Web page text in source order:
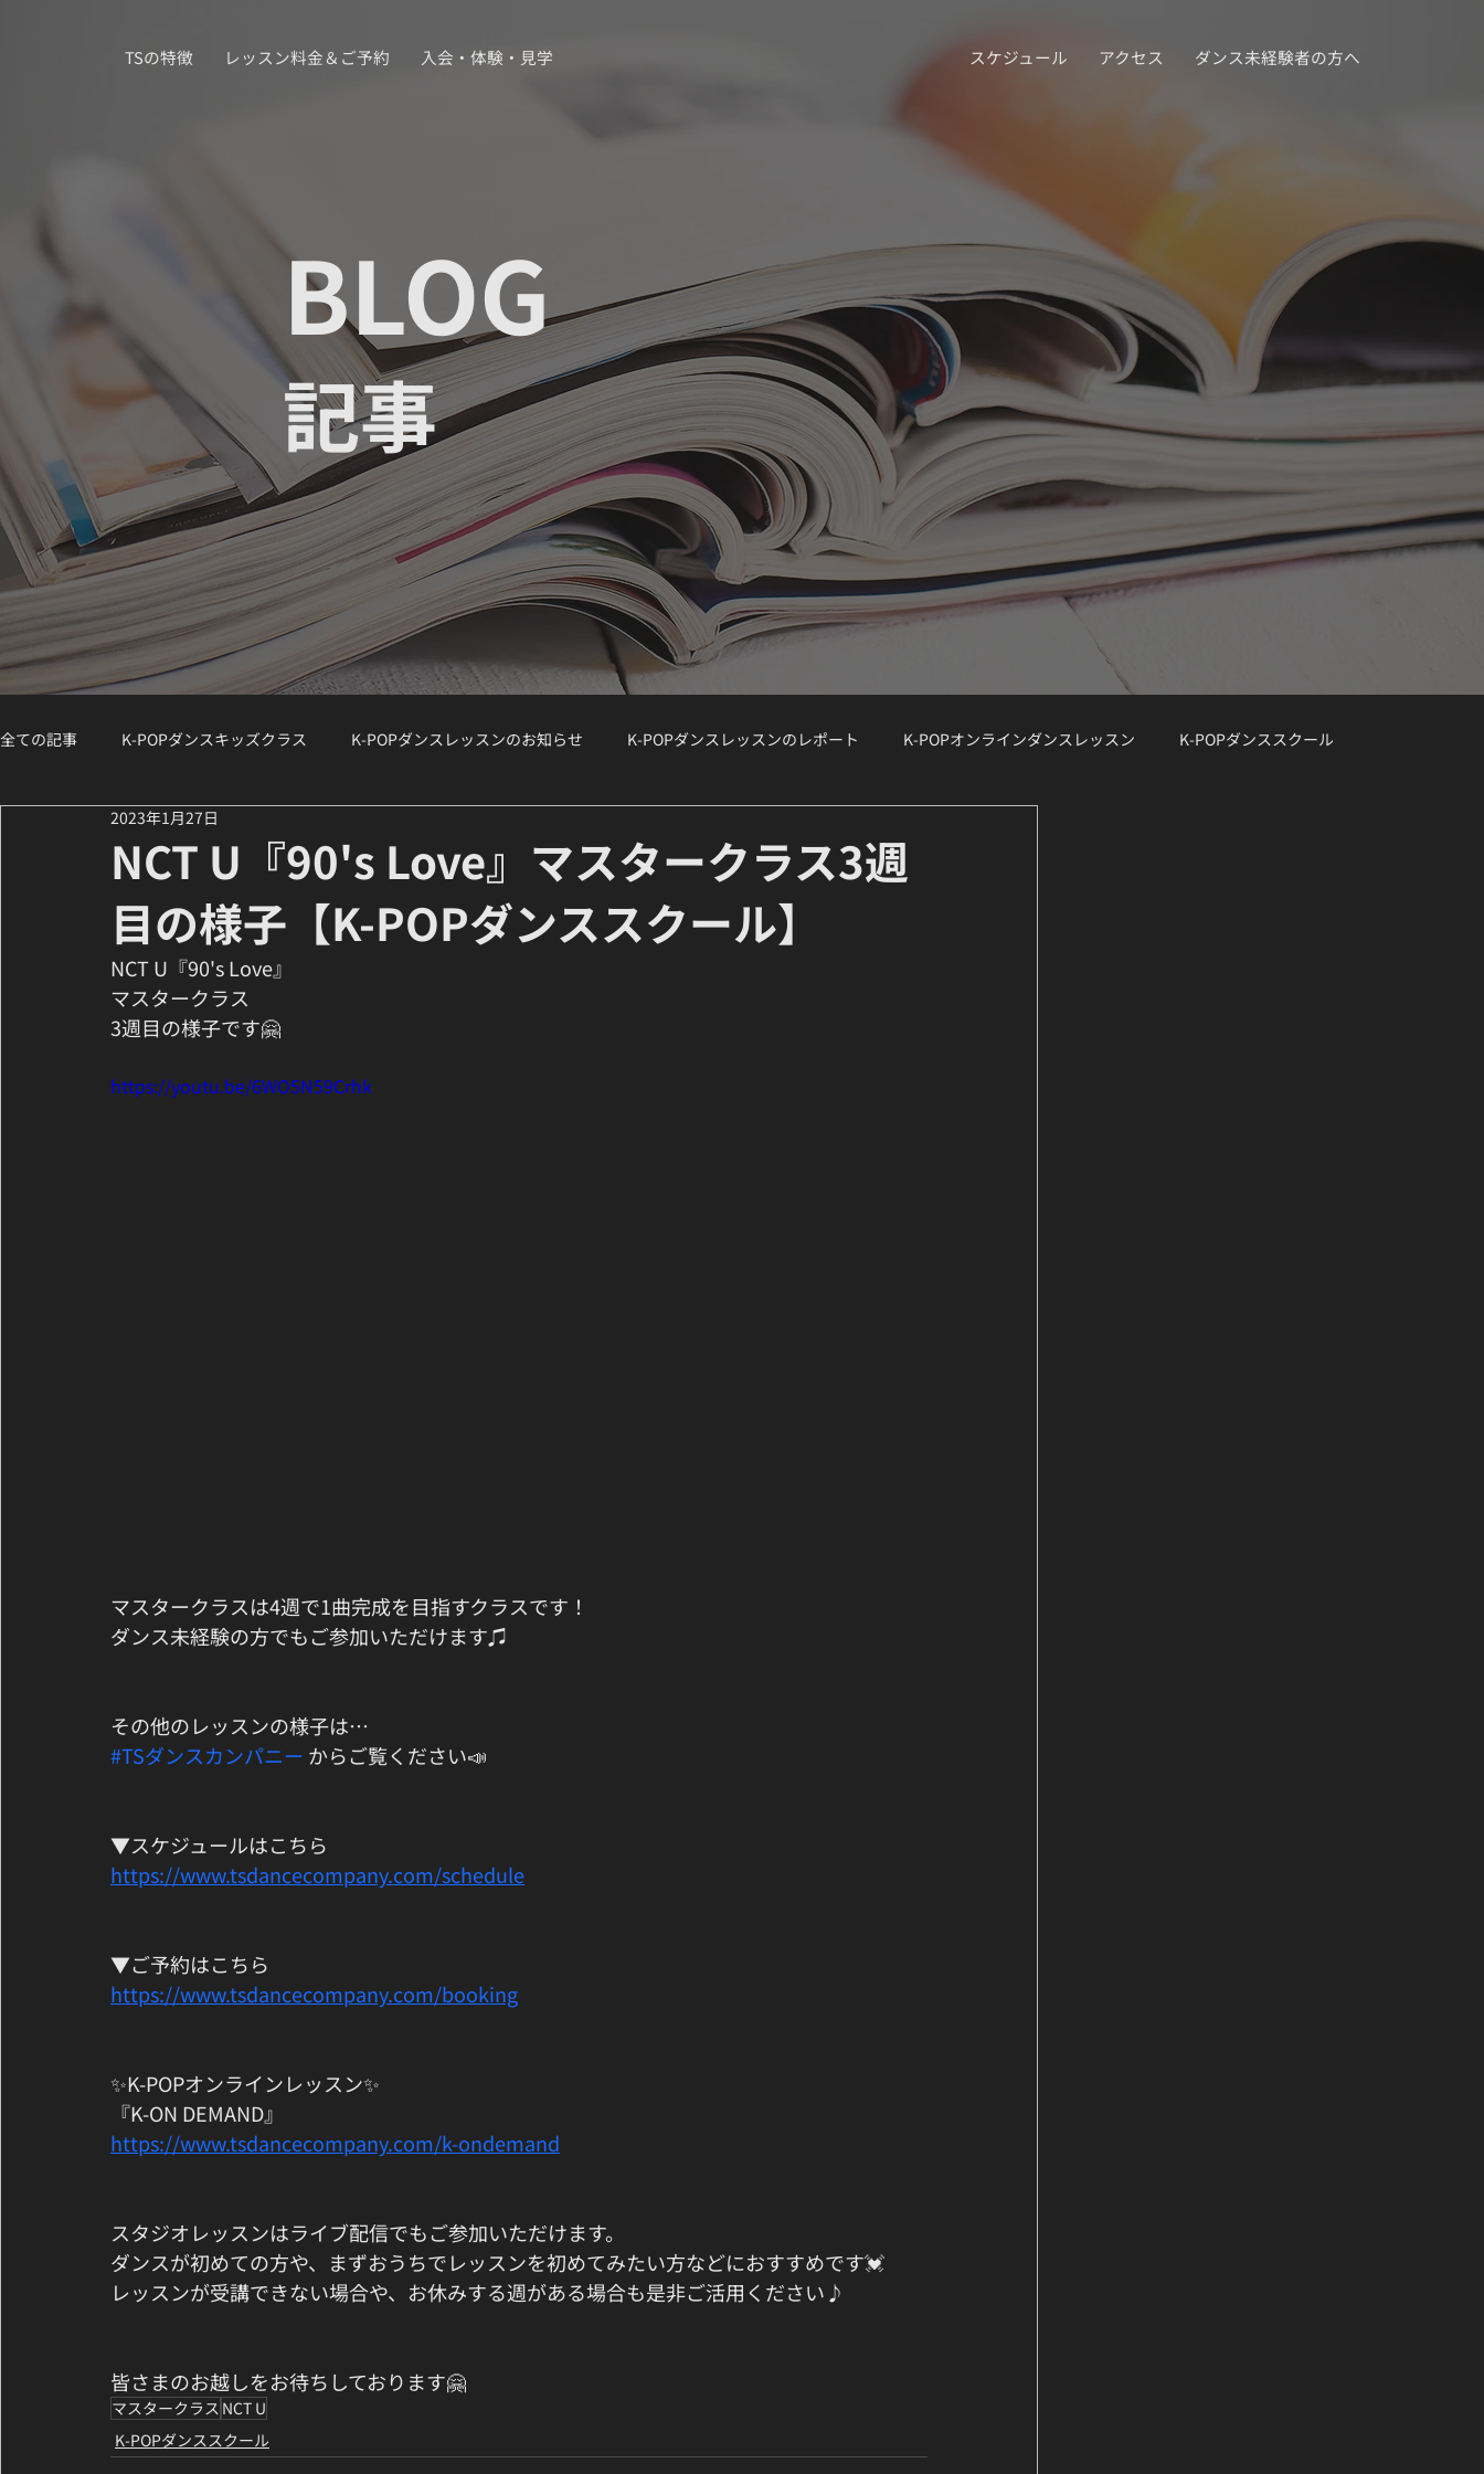
TSの特徴 レッスン料金＆ご予約 入会・体験・見学 スケジュール アクセス ダンス未経験者の方へ
BLOG
記事
全ての記事 K-POPダンスキッズクラス K-POPダンスレッスンのお知らせ K-POPダンスレッスンのレポート K-POPオンラインダンスレッスン K-POPダンススクール
K-POPダンスジュニアクラス
講師紹介 / Instructor Spotlight ダンスコラム K-POボーカルクラス オーディション対策
NCT U『90's Love』マスタークラス3週
目の様子【K-POPダンススクール】
2023年1月27日
NCT U『90's Love』
マスタークラス
3週目の様子です🤗
https://youtu.be/6WO5N59Crhk
マスタークラスは4週で1曲完成を目指すクラスです！
ダンス未経験の方でもご参加いただけます♫
その他のレッスンの様子は…
#TSダンスカンパニー からご覧ください📣
▼スケジュールはこちら
https://www.tsdancecompany.com/schedule
▼ご予約はこちら
https://www.tsdancecompany.com/booking
✨K-POPオンラインレッスン✨
『K-ON DEMAND』
https://www.tsdancecompany.com/k-ondemand
スタジオレッスンはライブ配信でもご参加いただけます。
ダンスが初めての方や、まずおうちでレッスンを初めてみたい方などにおすすめです💓
レッスンが受講できない場合や、お休みする週がある場合も是非ご活用ください♪
皆さまのお越しをお待ちしております🤗
マスタークラス NCT U
K-POPダンススクール